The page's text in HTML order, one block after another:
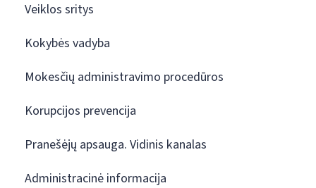
Veiklos sritys
Kokybės vadyba
Mokesčių administravimo procedūros
Korupcijos prevencija
Pranešėjų apsauga. Vidinis kanalas
Administracinė informacija